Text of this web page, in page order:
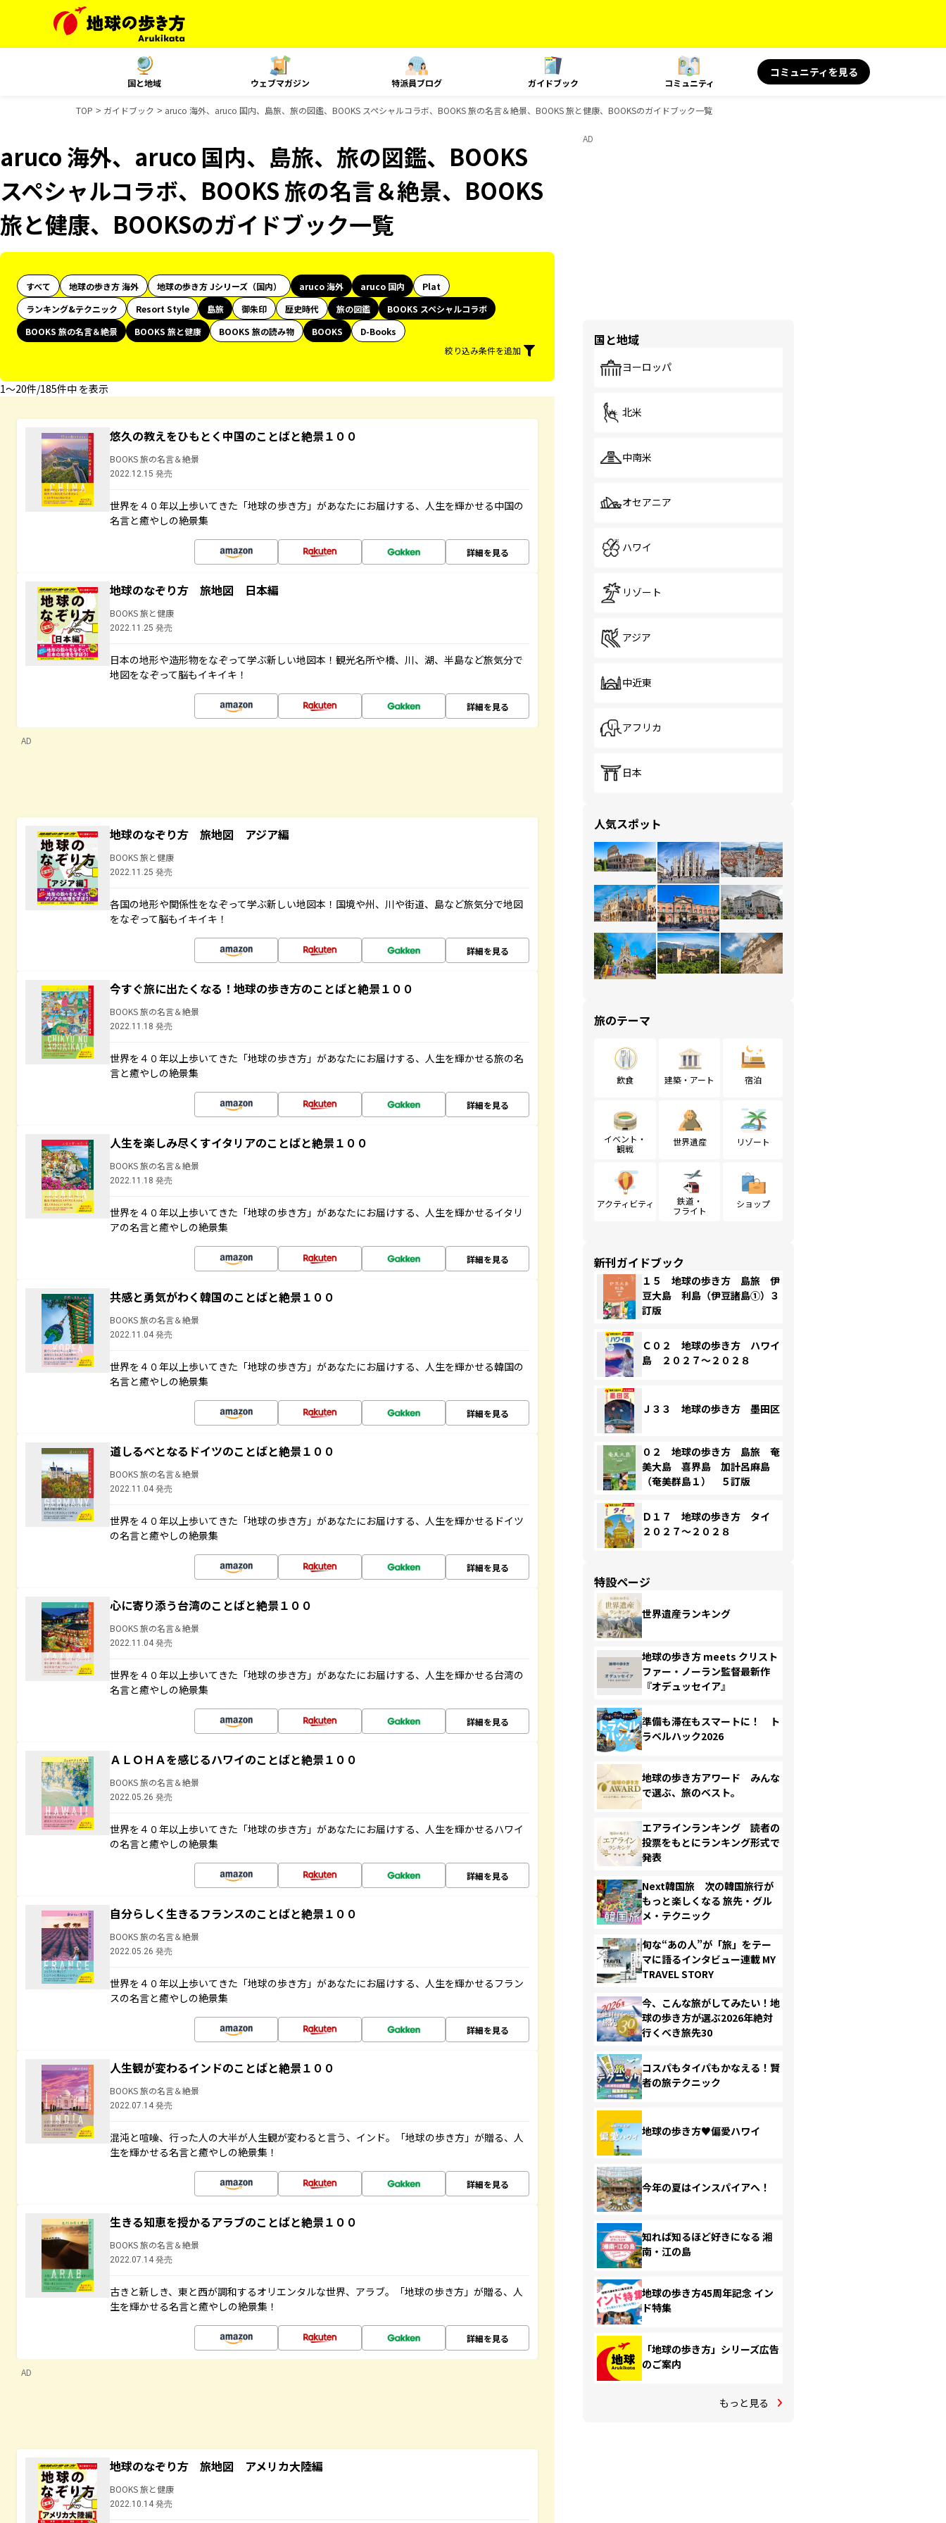
国と地域 ウェブマガジン 特派員ブログ ガイドブック コミュニティ
コミュニティを見る
TOP ガイドブック aruco 海外、aruco 国内、島旅、旅の図鑑、BOOKS スペシャルコラボ、BOOKS 旅の名言＆絶景、BOOKS 旅と健康、BOOKSのガイドブック一覧
aruco 海外、aruco 国内、島旅、旅の図鑑、BOOKS
スペシャルコラボ、BOOKS 旅の名言＆絶景、BOOKS
旅と健康、BOOKSのガイドブック一覧
すべて 地球の歩き方 海外 地球の歩き方 Jシリーズ（国内） aruco 海外 aruco 国内
Plat
ランキング&テクニック
Resort Style 島旅 御朱印 歴史時代 旅の図鑑
BOOKS スペシャルコラボ
BOOKS 旅の名言＆絶景
BOOKS 旅と健康 BOOKS 旅の読み物 BOOKS
D-Books
絞り込み条件を追加
1〜20件/185件中 を表示
悠久の教えをひもとく中国のことばと絶景１００
BOOKS 旅の名言＆絶景
2022.12.15 発売
世界を４０年以上歩いてきた「地球の歩き方」があなたにお届けする、人生を輝かせる中国の
名言と癒やしの絶景集
詳細を見る
地球のなぞり方 旅地図 日本編
BOOKS 旅と健康
2022.11.25 発売
日本の地形や造形物をなぞって学ぶ新しい地図本！観光名所や橋、川、湖、半島など旅気分で
地図をなぞって脳もイキイキ！
詳細を見る
AD
地球のなぞり方 旅地図 アジア編
BOOKS 旅と健康
2022.11.25 発売
各国の地形や関係性をなぞって学ぶ新しい地図本！国境や州、川や街道、島など旅気分で地図
をなぞって脳もイキイキ！
詳細を見る
今すぐ旅に出たくなる！地球の歩き方のことばと絶景１００
BOOKS 旅の名言＆絶景
2022.11.18 発売
世界を４０年以上歩いてきた「地球の歩き方」があなたにお届けする、人生を輝かせる旅の名
言と癒やしの絶景集
詳細を見る
人生を楽しみ尽くすイタリアのことばと絶景１００
BOOKS 旅の名言＆絶景
2022.11.18 発売
世界を４０年以上歩いてきた「地球の歩き方」があなたにお届けする、人生を輝かせるイタリ
アの名言と癒やしの絶景集
詳細を見る
共感と勇気がわく韓国のことばと絶景１００
BOOKS 旅の名言＆絶景
2022.11.04 発売
世界を４０年以上歩いてきた「地球の歩き方」があなたにお届けする、人生を輝かせる韓国の
名言と癒やしの絶景集
詳細を見る
道しるべとなるドイツのことばと絶景１００
BOOKS 旅の名言＆絶景
2022.11.04 発売
世界を４０年以上歩いてきた「地球の歩き方」があなたにお届けする、人生を輝かせるドイツ
の名言と癒やしの絶景集
詳細を見る
心に寄り添う台湾のことばと絶景１００
BOOKS 旅の名言＆絶景
2022.11.04 発売
世界を４０年以上歩いてきた「地球の歩き方」があなたにお届けする、人生を輝かせる台湾の
名言と癒やしの絶景集
詳細を見る
ＡＬＯＨＡを感じるハワイのことばと絶景１００
BOOKS 旅の名言＆絶景
2022.05.26 発売
世界を４０年以上歩いてきた「地球の歩き方」があなたにお届けする、人生を輝かせるハワイ
の名言と癒やしの絶景集
詳細を見る
自分らしく生きるフランスのことばと絶景１００
BOOKS 旅の名言＆絶景
2022.05.26 発売
世界を４０年以上歩いてきた「地球の歩き方」があなたにお届けする、人生を輝かせるフラン
スの名言と癒やしの絶景集
詳細を見る
人生観が変わるインドのことばと絶景１００
BOOKS 旅の名言＆絶景
2022.07.14 発売
混沌と喧噪、行った人の大半が人生観が変わると言う、インド。「地球の歩き方」が贈る、人
生を輝かせる名言と癒やしの絶景集！
詳細を見る
生きる知恵を授かるアラブのことばと絶景１００
BOOKS 旅の名言＆絶景
2022.07.14 発売
古きと新しき、東と西が調和するオリエンタルな世界、アラブ。「地球の歩き方」が贈る、人
生を輝かせる名言と癒やしの絶景集！
詳細を見る
AD
地球のなぞり方 旅地図 アメリカ大陸編
BOOKS 旅と健康
2022.10.14 発売
AD
国と地域
ヨーロッパ
北米
中南米
オセアニア
ハワイ
リゾート
アジア
中近東
アフリカ
日本
人気スポット
旅のテーマ
飲食 建築・アート 宿泊
イベント・
観戦
世界遺産 リゾート
アクティビティ
鉄道・
フライト
ショップ
新刊ガイドブック
１５ 地球の歩き方 島旅 伊
豆大島 利島（伊豆諸島①）３
訂版
Ｃ０２ 地球の歩き方 ハワイ
島 ２０２７～２０２８
Ｊ３３ 地球の歩き方 墨田区
０２ 地球の歩き方 島旅 奄
美大島 喜界島 加計呂麻島
（奄美群島１） ５訂版
Ｄ１７ 地球の歩き方 タイ
２０２７～２０２８
特設ページ
世界遺産ランキング
地球の歩き方 meets クリスト
ファー・ノーラン監督最新作
『オデュッセイア』
準備も滞在もスマートに！ ト
ラベルハック2026
地球の歩き方アワード みんな
で選ぶ、旅のベスト。
エアラインランキング 読者の
投票をもとにランキング形式で
発表
Next韓国旅 次の韓国旅行が
もっと楽しくなる 旅先・グル
メ・テクニック
旬な“あの人”が「旅」をテー
マに語るインタビュー連載 MY
TRAVEL STORY
今、こんな旅がしてみたい！地
球の歩き方が選ぶ2026年絶対
行くべき旅先30
コスパもタイパもかなえる！賢
者の旅テクニック
地球の歩き方♥偏愛ハワイ
今年の夏はインスパイアへ！
知れば知るほど好きになる 湘
南・江の島
地球の歩き方45周年記念 イン
ド特集
「地球の歩き方」シリーズ広告
のご案内
もっと見る